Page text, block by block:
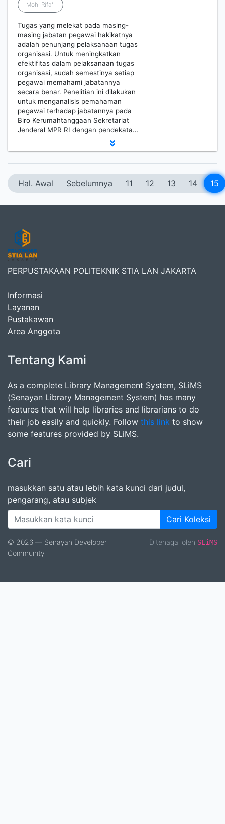
Moh. Rifa'i
Tugas yang melekat pada masing-
masing jabatan pegawai hakikatnya
adalah penunjang pelaksanaan tugas
organisasi. Untuk meningkatkan
efektifitas dalam pelaksanaan tugas
organisasi, sudah semestinya setiap
pegawai memahami jabatannya
secara benar. Penelitian ini dilakukan
untuk menganalisis pemahaman
pegawai terhadap jabatannya pada
Biro Kerumahtanggaan Sekretariat
Jenderal MPR RI dengan pendekata…
Hal. Awal Sebelumnya 11 12 13 14 15
PERPUSTAKAAN POLITEKNIK STIA LAN JAKARTA
Informasi
Layanan
Pustakawan
Area Anggota
Tentang Kami
As a complete Library Management System, SLiMS
(Senayan Library Management System) has many
features that will help libraries and librarians to do
their job easily and quickly. Follow this link to show
some features provided by SLiMS.
Cari
masukkan satu atau lebih kata kunci dari judul,
pengarang, atau subjek
Cari Koleksi
© 2026 — Senayan Developer
Community
Ditenagai oleh SLiMS